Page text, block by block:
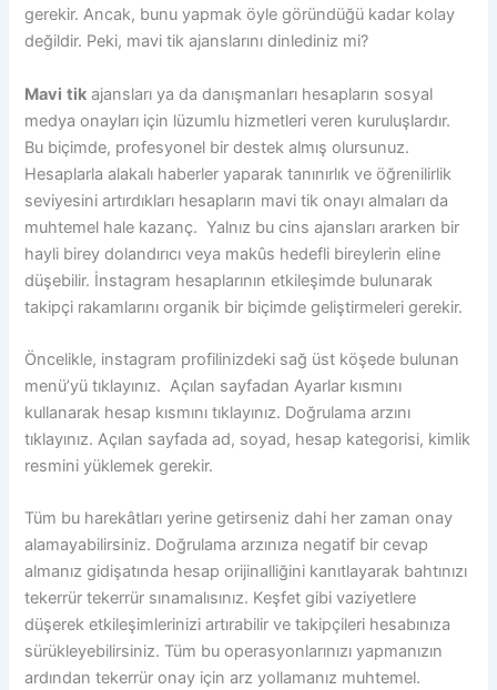
gerekir. Ancak, bunu yapmak öyle göründüğü kadar kolay
değildir. Peki, mavi tik ajanslarını dinlediniz mi?
Mavi tik ajansları ya da danışmanları hesapların sosyal
medya onayları için lüzumlu hizmetleri veren kuruluşlardır.
Bu biçimde, profesyonel bir destek almış olursunuz.
Hesaplarla alakalı haberler yaparak tanınırlık ve öğrenilirlik
seviyesini artırdıkları hesapların mavi tik onayı almaları da
muhtemel hale kazanç. Yalnız bu cins ajansları ararken bir
hayli birey dolandırıcı veya makûs hedefli bireylerin eline
düşebilir. İnstagram hesaplarının etkileşimde bulunarak
takipçi rakamlarını organik bir biçimde geliştirmeleri gerekir.
Öncelikle, instagram profilinizdeki sağ üst köşede bulunan
menü’yü tıklayınız. Açılan sayfadan Ayarlar kısmını
kullanarak hesap kısmını tıklayınız. Doğrulama arzını
tıklayınız. Açılan sayfada ad, soyad, hesap kategorisi, kimlik
resmini yüklemek gerekir.
Tüm bu harekâtları yerine getirseniz dahi her zaman onay
alamayabilirsiniz. Doğrulama arzınıza negatif bir cevap
almanız gidişatında hesap orijinalliğini kanıtlayarak bahtınızı
tekerrür tekerrür sınamalısınız. Keşfet gibi vaziyetlere
düşerek etkileşimlerinizi artırabilir ve takipçileri hesabınıza
sürükleyebilirsiniz. Tüm bu operasyonlarınızı yapmanızın
ardından tekerrür onay için arz yollamanız muhtemel.